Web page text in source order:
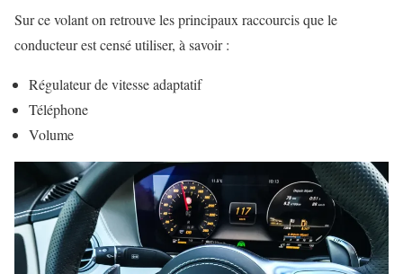
Sur ce volant on retrouve les principaux raccourcis que le
conducteur est censé utiliser, à savoir :
Régulateur de vitesse adaptatif
Téléphone
Volume